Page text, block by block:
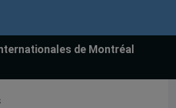
de Montréal